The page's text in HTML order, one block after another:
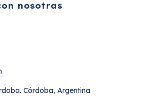
nosotras
Córdoba, Argentina